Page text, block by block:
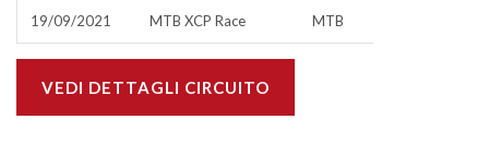
19/09/2021 MTB XCP Race MTB
VEDI DETTAGLI CIRCUITO